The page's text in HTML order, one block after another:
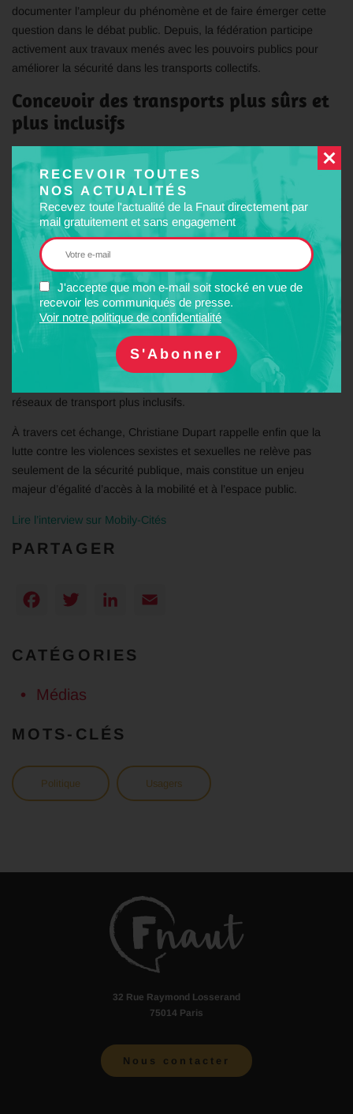
RECEVOIR TOUTES
NOS ACTUALITÉS
Recevez toute l'actualité de la Fnaut directement par
mail gratuitement et sans engagement
J'accepte que mon e-mail soit stocké en vue de
recevoir les communiqués de presse.
Voir notre politique de confidentialité
documenter l’ampleur du phénomène et de faire émerger cette
question dans le débat public. Depuis, la fédération participe
activement aux travaux menés avec les pouvoirs publics pour
améliorer la sécurité dans les transports collectifs.
Concevoir des transports plus sûrs et
plus inclusifs
Christiane Dupart insiste notamment sur la nécessité de mieux
intégrer les besoins des femmes dans la conception des
infrastructures et des services. Éclairage, visibilité, signalétique,
aménagement des cheminements ou implantation des arrêts :
autant de choix qui influencent directement le sentiment de
sécurité et l’usage des transports publics.
L’entretien met également en avant l’intérêt des démarches
participatives, comme les marches exploratoires, qui permettent
aux usagères de partager leur expérience du terrain et d’identifier
les aménagements nécessaires. Une approche que la Fnaut
souhaite voir davantage développée afin de construire des
réseaux de transport plus inclusifs.
À travers cet échange, Christiane Dupart rappelle enfin que la
lutte contre les violences sexistes et sexuelles ne relève pas
seulement de la sécurité publique, mais constitue un enjeu
majeur d’égalité d’accès à la mobilité et à l’espace public.
Lire l’interview sur Mobily-Cités
PARTAGER
Facebook
TwitterLinkedIn
CATÉGORIES
Médias
MOTS-CLÉS
Politique Usagers
32 Rue Raymond Losserand
75014 Paris
Nous contacter